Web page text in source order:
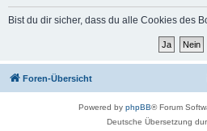
Bist du dir sicher, dass du alle Cookies des
Foren-Übersicht
Powered by phpBB® Forum
Deutsche Übersetzung